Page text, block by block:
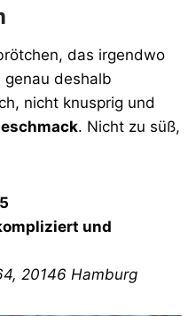
das irgendwo
genau deshalb
nicht knusprig und
. Nicht zu süß,
und
20146 Hamburg